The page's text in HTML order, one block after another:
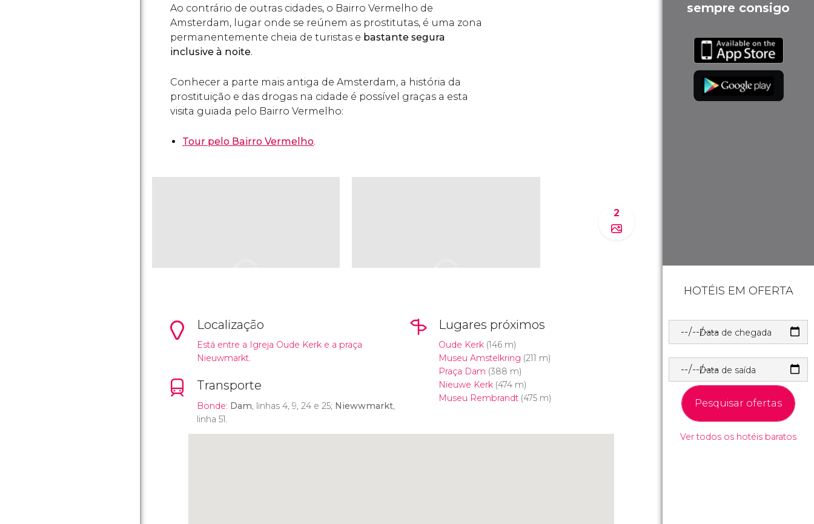
Ao contrário de outras cidades, o Bairro Vermelho de
Amsterdam, lugar onde se reúnem as prostitutas, é uma zona
permanentemente cheia de turistas e bastante segura
inclusive à noite.
Conhecer a parte mais antiga de Amsterdam, a história da
prostituição e das drogas na cidade é possível graças a esta
visita guiada pelo Bairro Vermelho:
Tour pelo Bairro Vermelho.
2
Localização
Está entre a Igreja Oude Kerk e a praça
Nieuwmarkt.
Transporte
Bonde: Dam, linhas 4, 9, 24 e 25; Niewwmarkt,
linha 51.
Lugares próximos
Oude Kerk(146 m)
Museu Amstelkring (211 m)
Praça Dam (388 m)
Nieuwe Kerk(474 m)
Museu Rembrandt(475 m)
sempre consigo
HOTÉIS EM OFERTA
Data de chegada
Data de saída
Pesquisar ofertas
Ver todos os hotéis baratos